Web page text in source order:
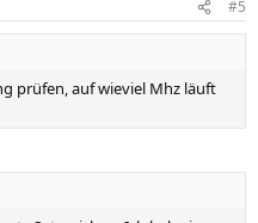
#5
prüfen, auf wieviel Mhz läuft